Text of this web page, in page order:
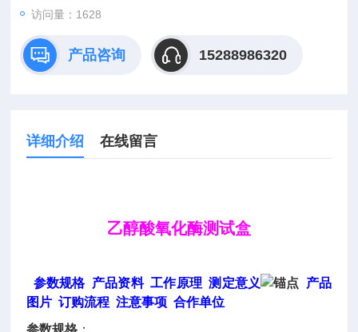
访问量：1628
产品咨询 15288986320
详细介绍 在线留言
乙醇酸氧化酶测试盒
参数规格 产品资料 工作原理 测定意义
产品
图片 订购流程 注意事项 合作单位
参数规格 ：